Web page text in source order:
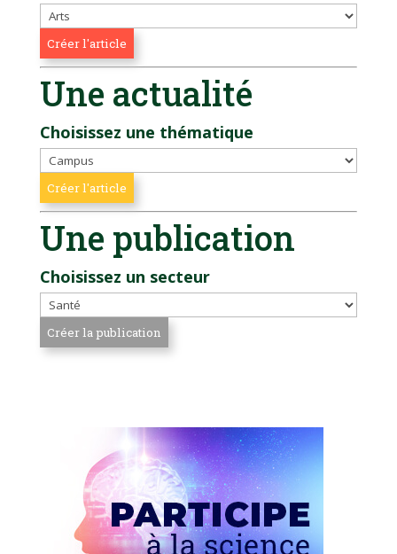
Une actualité
Choisissez une thématique
Une publication
Choisissez un secteur